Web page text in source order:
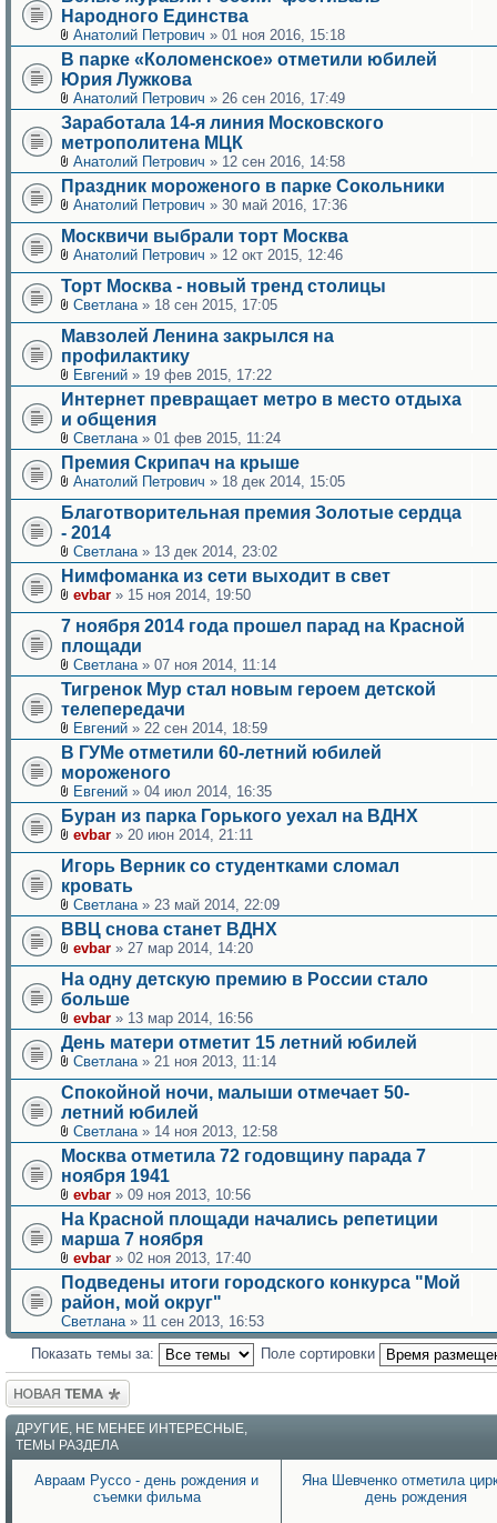
Народного Единства
Анатолий Петрович » 01 ноя 2016, 15:18
В парке «Коломенское» отметили юбилей
Юрия Лужкова
Анатолий Петрович » 26 сен 2016, 17:49
Заработала 14-я линия Московского
метрополитена МЦК
Анатолий Петрович » 12 сен 2016, 14:58
Праздник мороженого в парке Сокольники
Анатолий Петрович » 30 май 2016, 17:36
Москвичи выбрали торт Москва
Анатолий Петрович » 12 окт 2015, 12:46
Торт Москва - новый тренд столицы
Светлана » 18 сен 2015, 17:05
Мавзолей Ленина закрылся на
профилактику
Евгений » 19 фев 2015, 17:22
Интернет превращает метро в место отдыха
и общения
Светлана » 01 фев 2015, 11:24
Премия Скрипач на крыше
Анатолий Петрович » 18 дек 2014, 15:05
Благотворительная премия Золотые сердца
- 2014
Светлана » 13 дек 2014, 23:02
Нимфоманка из сети выходит в свет
evbar » 15 ноя 2014, 19:50
7 ноября 2014 года прошел парад на Красной
площади
Светлана » 07 ноя 2014, 11:14
Тигренок Мур стал новым героем детской
телепередачи
Евгений » 22 сен 2014, 18:59
В ГУМе отметили 60-летний юбилей
мороженого
Евгений » 04 июл 2014, 16:35
Буран из парка Горького уехал на ВДНХ
evbar » 20 июн 2014, 21:11
Игорь Верник со студентками сломал
кровать
Светлана » 23 май 2014, 22:09
ВВЦ снова станет ВДНХ
evbar » 27 мар 2014, 14:20
На одну детскую премию в России стало
больше
evbar » 13 мар 2014, 16:56
День матери отметит 15 летний юбилей
Светлана » 21 ноя 2013, 11:14
Спокойной ночи, малыши отмечает 50-
летний юбилей
Светлана » 14 ноя 2013, 12:58
Москва отметила 72 годовщину парада 7
ноября 1941
evbar » 09 ноя 2013, 10:56
На Красной площади начались репетиции
марша 7 ноября
evbar » 02 ноя 2013, 17:40
Подведены итоги городского конкурса "Мой
район, мой округ"
Светлана » 11 сен 2013, 16:53
Показать темы за:
Поле сортировки
Новая тема
ДРУГИЕ, НЕ МЕНЕЕ ИНТЕРЕСНЫЕ,
ТЕМЫ РАЗДЕЛА
Авраам Руссо - день рождения и
съемки фильма
Яна Шевченко отметила
день рождения